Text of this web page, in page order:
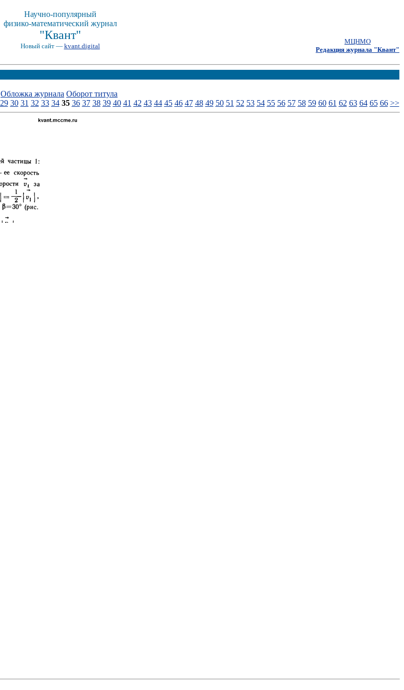
Научно-популярный
физико-математический журнал
"Квант"
Новый сайт — kvant.digital
МЦНМО
Редакция журнала "Квант"
Обложка журнала Оборот титула
29 30 31 32 33 34 35 36 37 38 39 40 41 42 43 44 45 46 47 48 49 50 51 52 53 54 55 56 57 58 59 60 61 62 63 64 65 66 >>